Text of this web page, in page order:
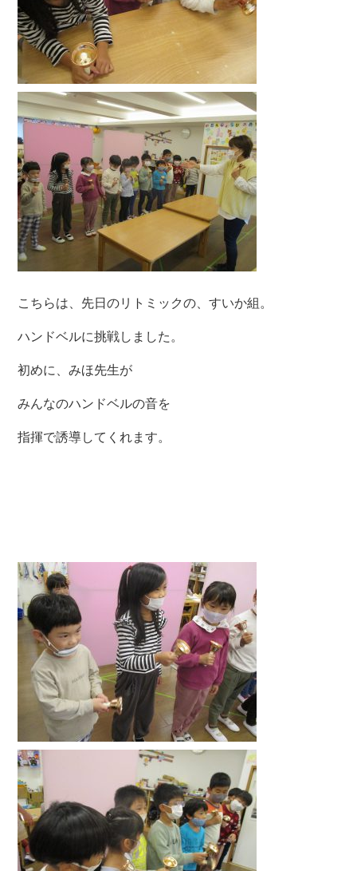
こちらは、先日のリトミックの、すいか組。
ハンドベルに挑戦しました。
初めに、みほ先生が
みんなのハンドベルの音を
指揮で誘導してくれます。